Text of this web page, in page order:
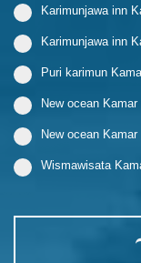
Karimunjawa inn
Karimunjawa inn
Puri karimun
New ocean
New ocean
Wismawisata